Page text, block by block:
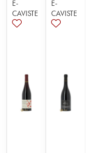
E-
CAVISTE
E-
CAVISTE